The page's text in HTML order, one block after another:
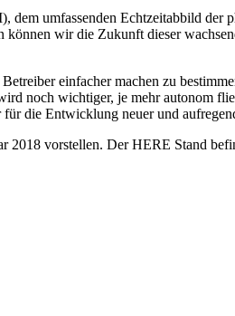
umfassenden Echtzeitabbild der
wir die Zukunft dieser
einfacher machen zu
noch wichtiger, je mehr autonom
die Entwicklung neuer und
vorstellen. Der HERE Stand